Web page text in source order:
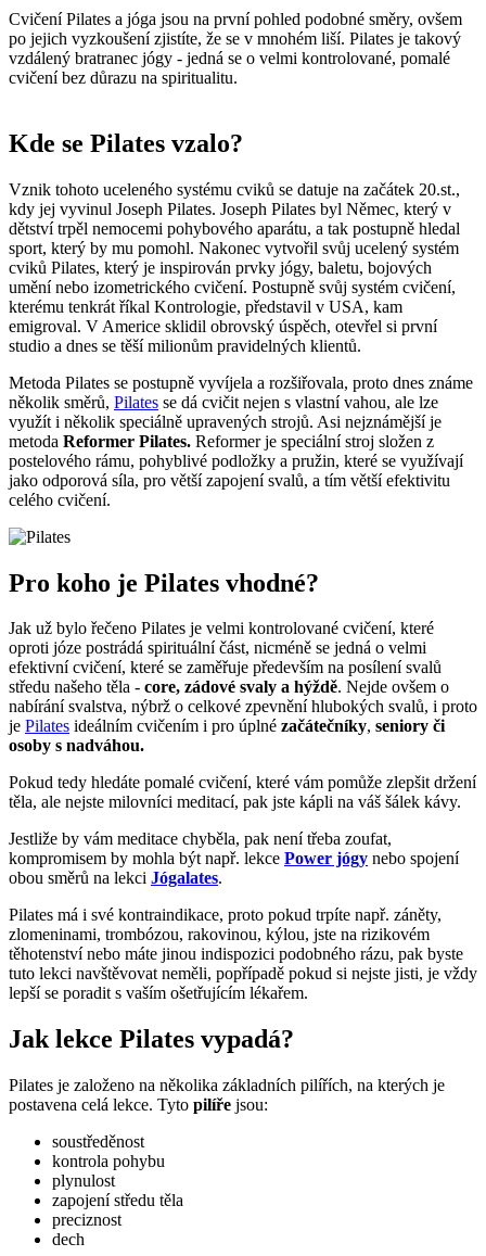
Cvičení Pilates a jóga jsou na první pohled podobné směry, ovšem
po jejich vyzkoušení zjistíte, že se v mnohém liší. Pilates je takový
vzdálený bratranec jógy - jedná se o velmi kontrolované, pomalé
cvičení bez důrazu na spiritualitu.
Kde se Pilates vzalo?
Vznik tohoto uceleného systému cviků se datuje na začátek 20.st.,
kdy jej vyvinul Joseph Pilates. Joseph Pilates byl Němec, který v
dětství trpěl nemocemi pohybového aparátu, a tak postupně hledal
sport, který by mu pomohl. Nakonec vytvořil svůj ucelený systém
cviků Pilates, který je inspirován prvky jógy, baletu, bojových
umění nebo izometrického cvičení. Postupně svůj systém cvičení,
kterému tenkrát říkal Kontrologie, představil v USA, kam
emigroval. V Americe sklidil obrovský úspěch, otevřel si první
studio a dnes se těší milionům pravidelných klientů.
Metoda Pilates se postupně vyvíjela a rozšiřovala, proto dnes známe
několik směrů, Pilates se dá cvičit nejen s vlastní vahou, ale lze
využít i několik speciálně upravených strojů. Asi nejznámější je
metoda Reformer Pilates. Reformer je speciální stroj složen z
postelového rámu, pohyblivé podložky a pružin, které se využívají
jako odporová síla, pro větší zapojení svalů, a tím větší efektivitu
celého cvičení.
Pro koho je Pilates vhodné?
Jak už bylo řečeno Pilates je velmi kontrolované cvičení, které
oproti józe postrádá spirituální část, nicméně se jedná o velmi
efektivní cvičení, které se zaměřuje především na posílení svalů
středu našeho těla - core, zádové svaly a hýždě. Nejde ovšem o
nabírání svalstva, nýbrž o celkové zpevnění hlubokých svalů, i proto
je Pilates ideálním cvičením i pro úplné začátečníky, seniory či
osoby s nadváhou.
Pokud tedy hledáte pomalé cvičení, které vám pomůže zlepšit držení
těla, ale nejste milovníci meditací, pak jste kápli na váš šálek kávy.
Jestliže by vám meditace chyběla, pak není třeba zoufat,
kompromisem by mohla být např. lekce Power jógy nebo spojení
obou směrů na lekci Jógalates.
Pilates má i své kontraindikace, proto pokud trpíte např. záněty,
zlomeninami, trombózou, rakovinou, kýlou, jste na rizikovém
těhotenství nebo máte jinou indispozici podobného rázu, pak byste
tuto lekci navštěvovat neměli, popřípadě pokud si nejste jisti, je vždy
lepší se poradit s vaším ošetřujícím lékařem.
Jak lekce Pilates vypadá?
Pilates je založeno na několika základních pilířích, na kterých je
postavena celá lekce. Tyto pilíře jsou:
soustředěnost
kontrola pohybu
plynulost
zapojení středu těla
preciznost
dech